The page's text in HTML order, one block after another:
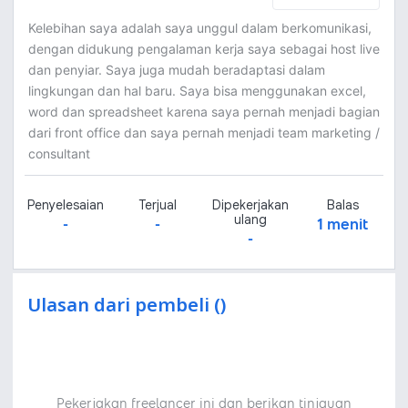
Kelebihan saya adalah saya unggul dalam berkomunikasi,
dengan didukung pengalaman kerja saya sebagai host live
dan penyiar. Saya juga mudah beradaptasi dalam
lingkungan dan hal baru. Saya bisa menggunakan excel,
word dan spreadsheet karena saya pernah menjadi bagian
dari front office dan saya pernah menjadi team marketing /
consultant
Penyelesaian
-
Terjual
-
Dipekerjakan
ulang
-
Balas
1 menit
Ulasan dari pembeli ()
Pekerjakan freelancer ini dan berikan tinjauan